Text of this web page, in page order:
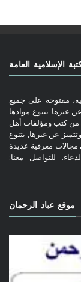
الإسلامية العامة
مفتوحة على جميع
غيرها بتنوع موادها
من كتب ومؤلفات أهل
عن غيرها, بتنوع
معرفية عديدة
للتواصل معنا:
موقع عباد الرحمان